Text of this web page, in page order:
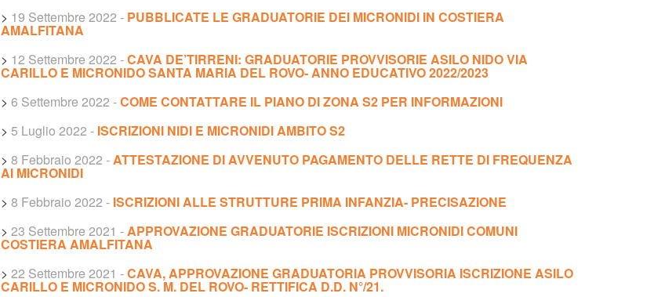
> 19 Settembre 2022 - PUBBLICATE LE GRADUATORIE DEI MICRONIDI IN COSTIERA
AMALFITANA
> 12 Settembre 2022 -CAVA DE’TIRRENI: GRADUATORIE PROVVISORIE ASILO NIDO VIA
CARILLO E MICRONIDO SANTA MARIA DEL ROVO- ANNO EDUCATIVO 2022/2023
> 6 Settembre 2022 -COME CONTATTARE IL PIANO DI ZONA S2 PER INFORMAZIONI
> 5 Luglio 2022 - ISCRIZIONI NIDI E MICRONIDI AMBITO S2
> 8 Febbraio 2022 -ATTESTAZIONE DI AVVENUTO PAGAMENTO DELLE RETTE DI FREQUENZA
AI MICRONIDI
> 8 Febbraio 2022 - ISCRIZIONI ALLE STRUTTURE PRIMA INFANZIA- PRECISAZIONE
> 23 Settembre 2021 -APPROVAZIONE GRADUATORIE ISCRIZIONI MICRONIDI COMUNI
COSTIERA AMALFITANA
> 22 Settembre 2021 -CAVA, APPROVAZIONE GRADUATORIA PROVVISORIA ISCRIZIONE ASILO
CARILLO E MICRONIDO S. M. DEL ROVO- RETTIFICA D.D. N°/21.